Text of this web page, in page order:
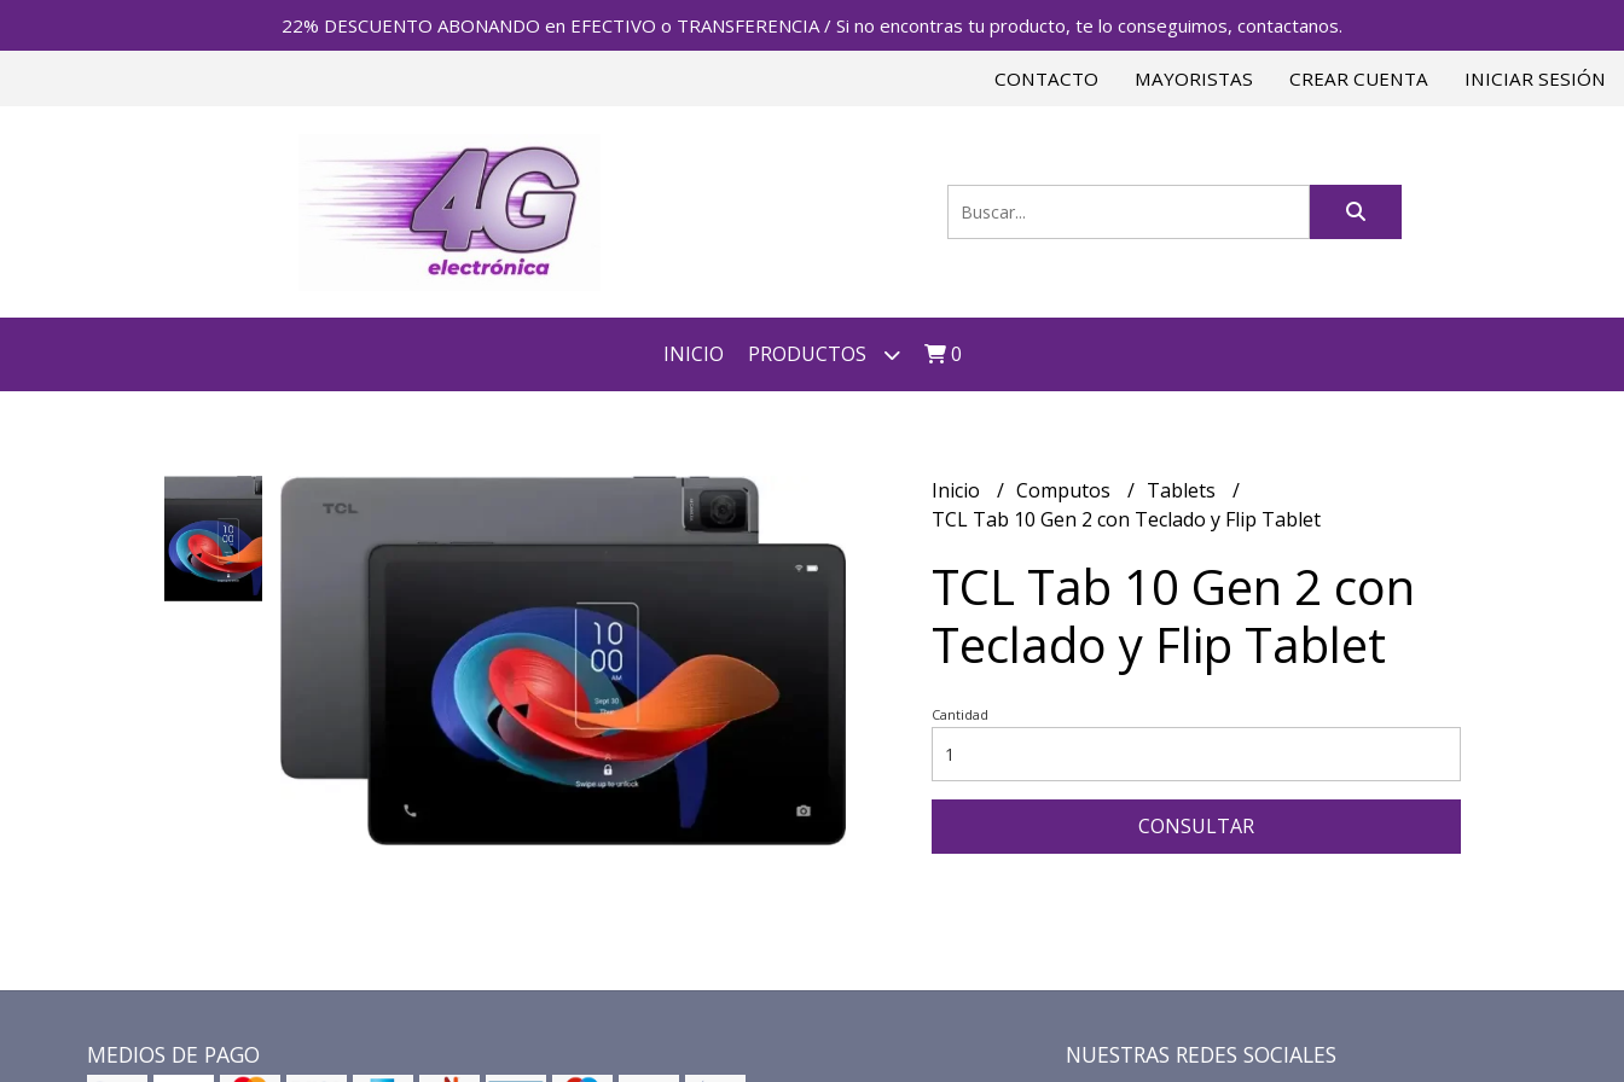
22% DESCUENTO ABONANDO en EFECTIVO o TRANSFERENCIA / Si no encontras tu producto, te lo conseguimos, contactanos.
CONTACTO MAYORISTAS CREAR CUENTA INICIAR SESIÓN
INICIO PRODUCTOS 0
Inicio Computos
Tablets
TCL Tab 10 Gen 2 con Teclado y Flip Tablet
TCL Tab 10 Gen 2 con
Teclado y Flip Tablet
Cantidad
CONSULTAR
MEDIOS DE PAGO NUESTRAS REDES SOCIALES